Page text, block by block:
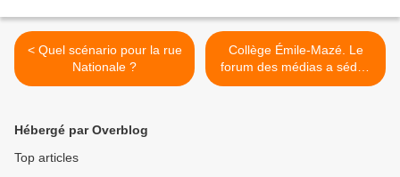
< Quel scénario pour la rue
Nationale ?
Collège Émile-Mazé. Le
forum des médias a séduit
les élèves. >
Hébergé par Overblog
Top articles